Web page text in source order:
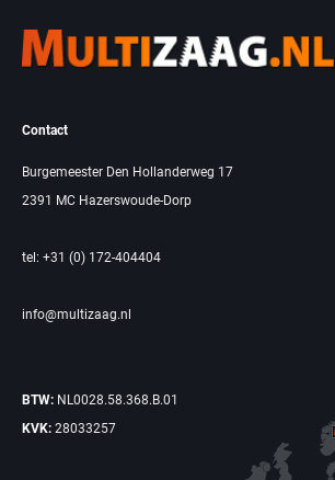
Contact
Burgemeester Den Hollanderweg 17
2391 MC Hazerswoude-Dorp
tel: +31 (0) 172-404404
info@multizaag.nl
BTW: NL0028.58.368.B.01
KVK: 28033257